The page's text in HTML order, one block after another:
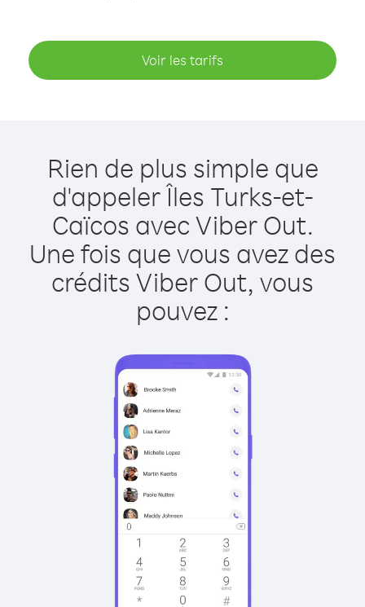
Voir les tarifs
Rien de plus simple que
d'appeler Îles Turks-et-
Caïcos avec Viber Out.
Une fois que vous avez des
crédits Viber Out, vous
pouvez :